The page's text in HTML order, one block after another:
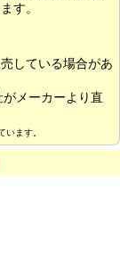
す。
している場合があ
メーカーより直
ます。